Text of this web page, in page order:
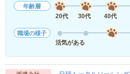
年齢層
20代
30代 40代
職場の様子
活気がある